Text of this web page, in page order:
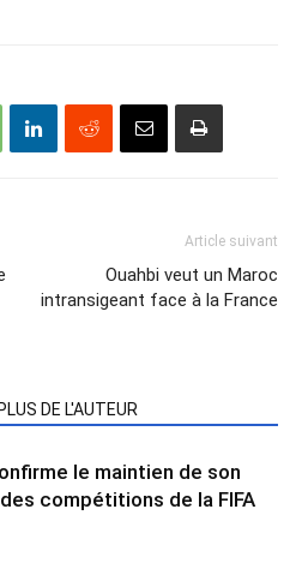
Article suivant
Ouahbi veut un Maroc
intransigeant face à la France
PLUS DE L'AUTEUR
le maintien de son
compétitions de la FIFA